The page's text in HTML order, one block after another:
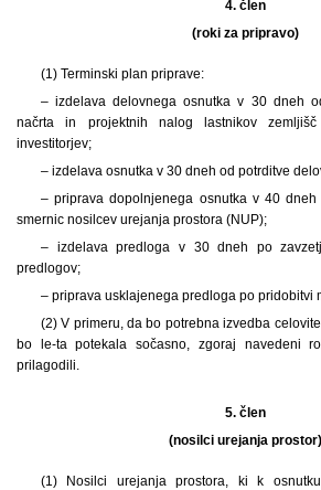
4. člen
(roki za pripravo)
(1) Terminski plan priprave:
– izdelava delovnega osnutka v 30 dneh
načrta in projektnih nalog lastnikov zemljišč
investitorjev;
– izdelava osnutka v 30 dneh od potrditve
– priprava dopolnjenega osnutka v 40
smernic nosilcev urejanja prostora (NUP);
– izdelava predloga v 30 dneh po
predlogov;
– priprava usklajenega predloga po pridobitvi
(2) V primeru, da bo potrebna izvedba
bo le-ta potekala sočasno, zgoraj navedeni
prilagodili.
5. člen
(nosilci urejanja prostor)
(1) Nosilci urejanja prostora, ki k